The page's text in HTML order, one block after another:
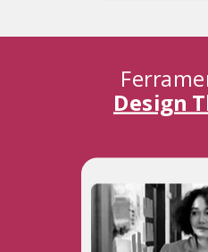
Design